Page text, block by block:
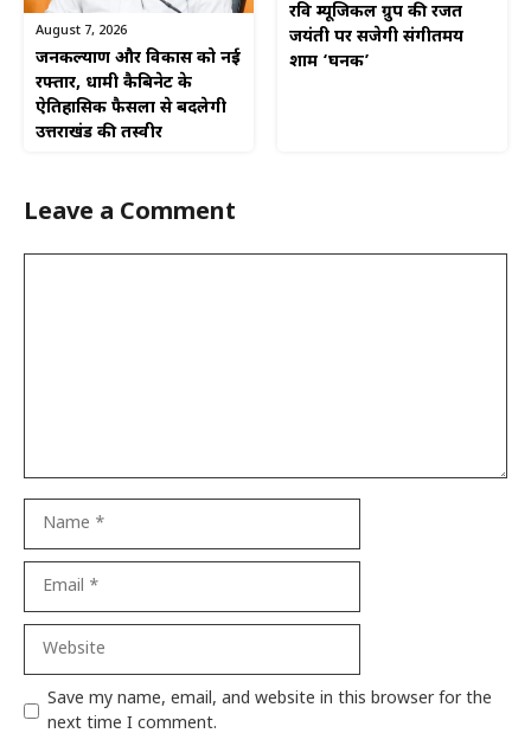
August 7, 2026
जनकल्याण और विकास को नई
रफ्तार, धामी कैबिनेट के
ऐतिहासिक फैसलों से बदलेगी
उत्तराखंड की तस्वीर
रवि म्यूजिकल ग्रुप की रजत
जयंती पर सजेगी संगीतमय
शाम ‘घनक’
Leave a Comment
Website
Save my name, email, and website in this browser for the
next time I comment.